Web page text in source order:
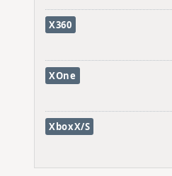
X360
XOne
XboxX/S